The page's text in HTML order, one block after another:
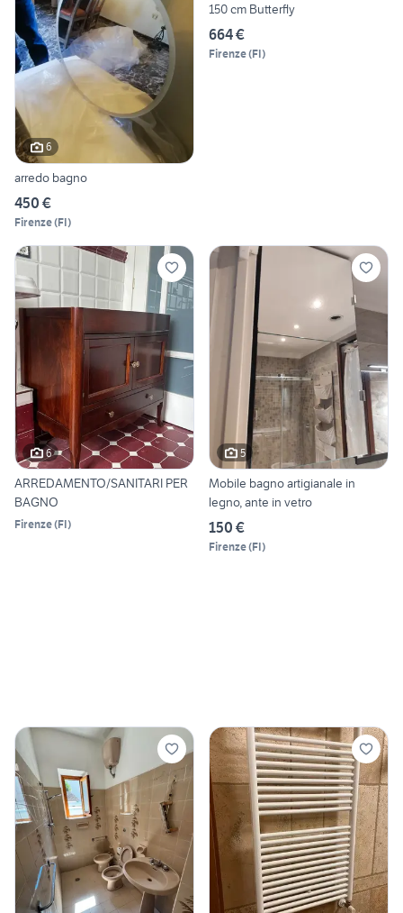
6
arredo bagno
450 €
Firenze(FI)
150 cm Butterfly
664 €
Firenze(FI)
6
ARREDAMENTO/SANITARI PER
BAGNO
Firenze(FI)
5
Mobile bagno artigianale in
legno, ante in vetro
150 €
Firenze(FI)